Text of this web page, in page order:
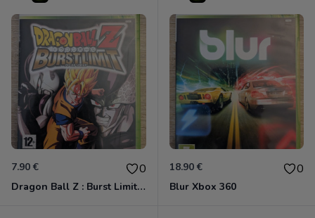
7.90 € 0
Dragon Ball Z : Burst Limit Xbox 360
18.90 € 0
Blur Xbox 360